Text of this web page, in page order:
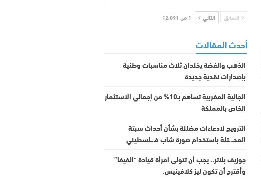
السابق التالي 1 من 12٬891
أحدث المقالات
الذهب والفضة يخلدان ثلاث مناسبات وطنية
بإصدارات نقدية جديدة
الجالية المغربية تساهم بـ10% من إجمالي الاستثمار
الخاص بالمملكة
الترويج لادعاءات مضللة بشأن أحداث سبتة
المحـ.ـتلة باستخدام صورة شاب فـ.ـلسطيني
جوزيف بلاتر.. يجب أن تتولى امرأة قيادة “الفيفا”
وأقترح أن تكون ليز كلافينيس.